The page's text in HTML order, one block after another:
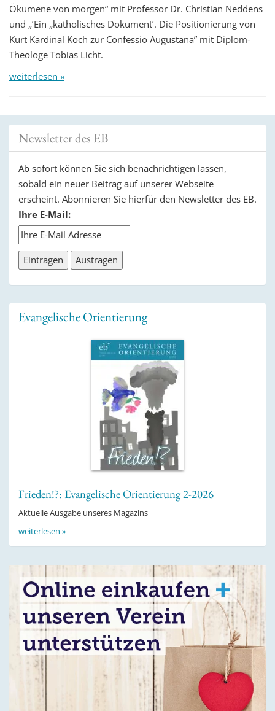
Ökumene von morgen“ mit Professor Dr. Christian Neddens
und „’Ein „katholisches Dokument’. Die Positionierung von
Kurt Kardinal Koch zur Confessio Augustana” mit Diplom-
Theologe Tobias Licht.
weiterlesen »
Newsletter des EB
Ab sofort können Sie sich benachrichtigen lassen,
sobald ein neuer Beitrag auf unserer Webseite
erscheint. Abonnieren Sie hierfür den Newsletter des EB.
Ihre E-Mail:
Evangelische Orientierung
Frieden!?: Evangelische Orientierung 2-2026
Aktuelle Ausgabe unseres Magazins
weiterlesen »